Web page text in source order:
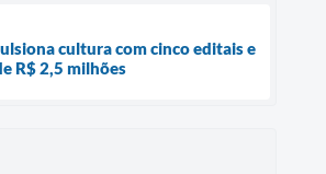
cultura com cinco editais e
R$ 2,5 milhões